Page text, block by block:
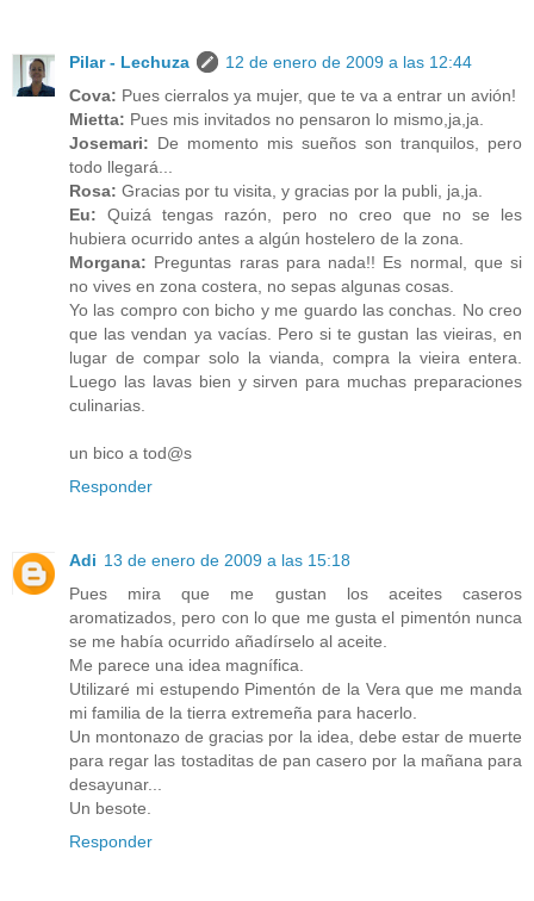
Pilar - Lechuza
12 de enero de 2009 a las 12:44
Cova: Pues cierralos ya mujer, que te va a entrar un avión!
Mietta: Pues mis invitados no pensaron lo mismo,ja,ja.
Josemari: De momento mis sueños son tranquilos, pero
todo llegará...
Rosa: Gracias por tu visita, y gracias por la publi, ja,ja.
Eu: Quizá tengas razón, pero no creo que no se les
hubiera ocurrido antes a algún hostelero de la zona.
Morgana: Preguntas raras para nada!! Es normal, que si
no vives en zona costera, no sepas algunas cosas.
Yo las compro con bicho y me guardo las conchas. No creo
que las vendan ya vacías. Pero si te gustan las vieiras, en
lugar de compar solo la vianda, compra la vieira entera.
Luego las lavas bien y sirven para muchas preparaciones
culinarias.
un bico a tod@s
Responder
Adi 13 de enero de 2009 a las 15:18
Pues mira que me gustan los aceites caseros
aromatizados, pero con lo que me gusta el pimentón nunca
se me había ocurrido añadírselo al aceite.
Me parece una idea magnífica.
Utilizaré mi estupendo Pimentón de la Vera que me manda
mi familia de la tierra extremeña para hacerlo.
Un montonazo de gracias por la idea, debe estar de muerte
para regar las tostaditas de pan casero por la mañana para
desayunar...
Un besote.
Responder